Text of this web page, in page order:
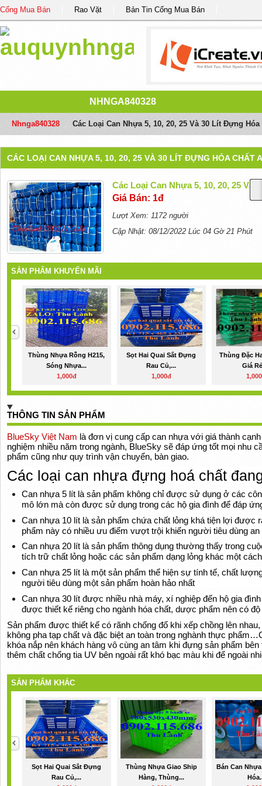
Cổng Mua Bán Rao Vặt Bản Tin Cổng Mua Bán
NHNGA840328
Nhnga840328 Các Loại Can Nhựa 5, 10, 20, 25 Và 30 Lít Đựng Hóa
CÁC LOẠI CAN NHỰA 5, 10, 20, 25 VÀ 30 LÍT ĐỰNG HÓA CHẤT
Các Loại Can Nhựa 5, 10, 20, 25 Và
Giá Bán: 1đ
Lượt Xem: 1172 người
Cập Nhật: 08/12/2022 Lúc 04 Gờ 21 Phút
SẢN PHẨM KHUYẾN MÃI
Thùng Nhựa Rỗng H215,
Sóng Nhựa...
1,000đ
Sọt Hai Quai Sắt Đựng
Rau Củ,...
1,000đ
Thùng Đặc
Giá
THÔNG TIN SẢN PHẨM
BlueSky Việt Nam là đơn vị cung cấp can nhựa với giá thành
nghiệm nhiều năm trong ngành, BlueSky sẽ đáp ứng tốt mọi nhu
phẩm cũng như quy trình vận chuyển, bàn giao.
Các loại can nhựa đựng hoá chất
Can nhựa 5 lít là sản phẩm không chỉ được sử dụng ở các
mô lớn mà còn được sử dụng trong các hộ gia đình để đáp
Can nhựa 10 lít là sản phẩm chứa chất lỏng khá tiện lợi được
phẩm này có nhiều ưu điểm vượt trội khiến người tiêu dùng
Can nhựa 20 lít là sản phẩm thông dụng thường thấy trong
tích trữ chất lỏng hoặc các sản phẩm dạng lỏng khác một
Can nhựa 25 lít là một sản phẩm thể hiện sự tính tế, chất
người tiêu dùng một sản phẩm hoàn hảo nhất
Can nhựa 30 lít được nhiều nhà máy, xí nghiệp đến hộ gia
được thiết kế riêng cho ngành hóa chất, dược phẩm nên có
Sản phẩm được thiết kế có rãnh chống đổ khi xếp chồng lên
không pha tạp chất và đặc biệt an toàn trong nghành thực
khóa nắp nên khách hàng vô cùng an tâm khi đựng sản phẩm
thêm chất chống tia UV bên ngoài rất khó bạc màu khi để ngoài
SẢN PHẨM KHÁC
Sọt Hai Quai Sắt Đựng
Rau Củ,...
Thùng Nhựa Giao Ship
Hàng, Thùng...
Bán Can